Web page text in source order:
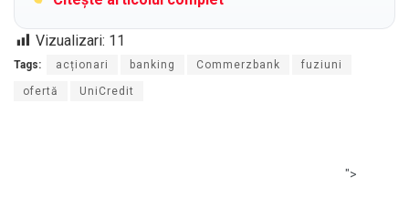
Vizualizari: 11
Tags: acționari banking Commerzbank fuziuni
ofertă UniCredit
">